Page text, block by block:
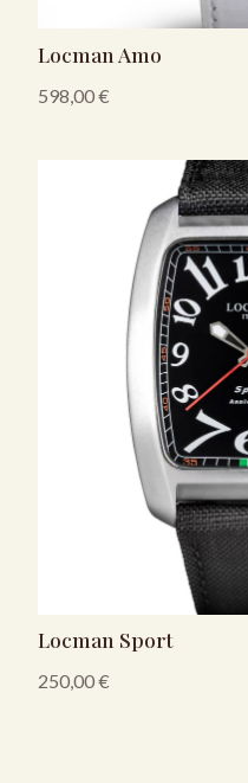
Locman Amo
598,00€
Locman Sport
250,00€